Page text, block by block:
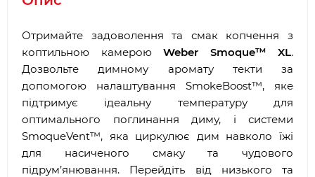
Отримайте задоволення та смак копчення з
коптильною камерою Weber Smoque™ XL.
Дозвольте димному аромату текти за
допомогою налаштування SmokeBoost™, яке
підтримує ідеальну температуру для
оптимального поглинання диму, і системи
SmoqueVent™, яка циркулює дим навколо їжі
для насиченого смаку та чудового
підрум’янювання. Перейдіть від низького та